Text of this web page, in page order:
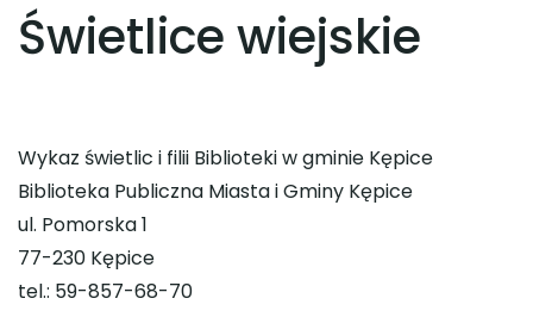
Świetlice wiejskie
Wykaz świetlic i filii Biblioteki w gminie Kępice
Biblioteka Publiczna Miasta i Gminy Kępice
ul. Pomorska 1
77-230 Kępice
tel.: 59-857-68-70